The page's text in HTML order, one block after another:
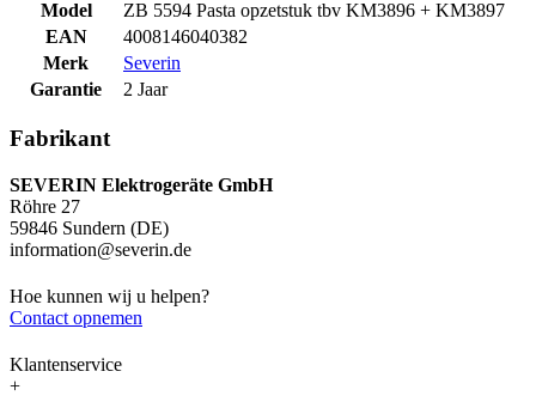
Model
ZB 5594 Pasta opzetstuk tbv KM3896 + KM3897
EAN
4008146040382
Merk
Severin
Garantie
2 Jaar
Fabrikant
SEVERIN Elektrogeräte GmbH
Röhre 27
59846 Sundern (DE)
information@severin.de
Hoe kunnen wij u helpen?
Contact opnemen
Klantenservice
+